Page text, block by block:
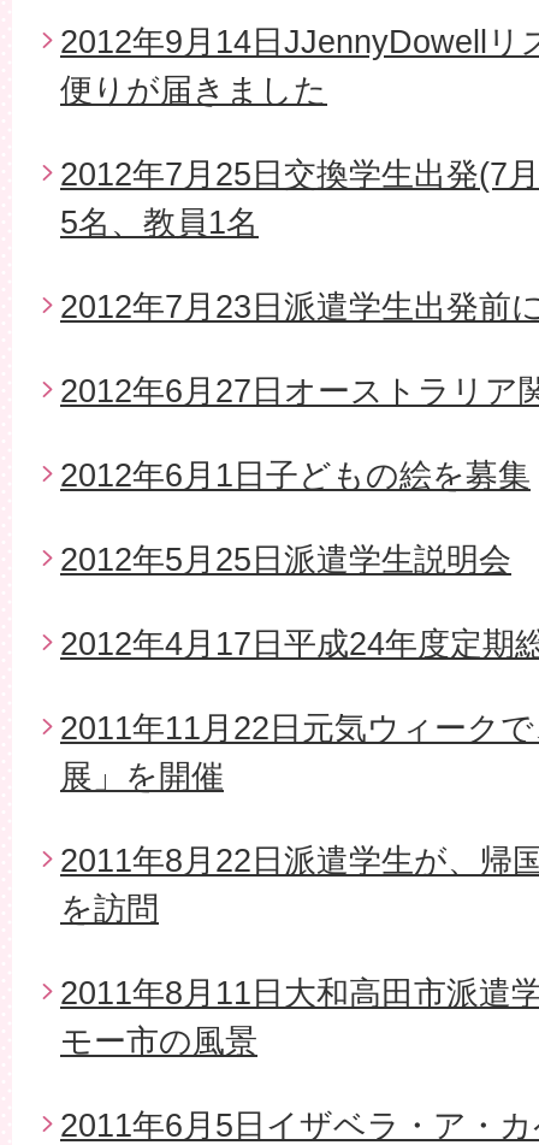
2012年9月14日JJennyDowellリ
便りが届きました
2012年7月25日交換学生出発(7
5名、教員1名
2012年7月23日派遣学生出発前
2012年6月27日オーストラリア
2012年6月1日子どもの絵を募集
2012年5月25日派遣学生説明会
2012年4月17日平成24年度定期
2011年11月22日元気ウィーク
展」を開催
2011年8月22日派遣学生が、帰
を訪問
2011年8月11日大和高田市派遣
モー市の風景
2011年6月5日イザベラ・ア・